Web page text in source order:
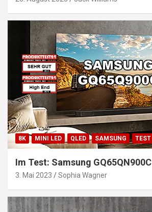
8K MINI LED QLED SAMSUNG TEST
Im Test: Samsung GQ65QN900C
3. Mai 2023 Sophia Wagner